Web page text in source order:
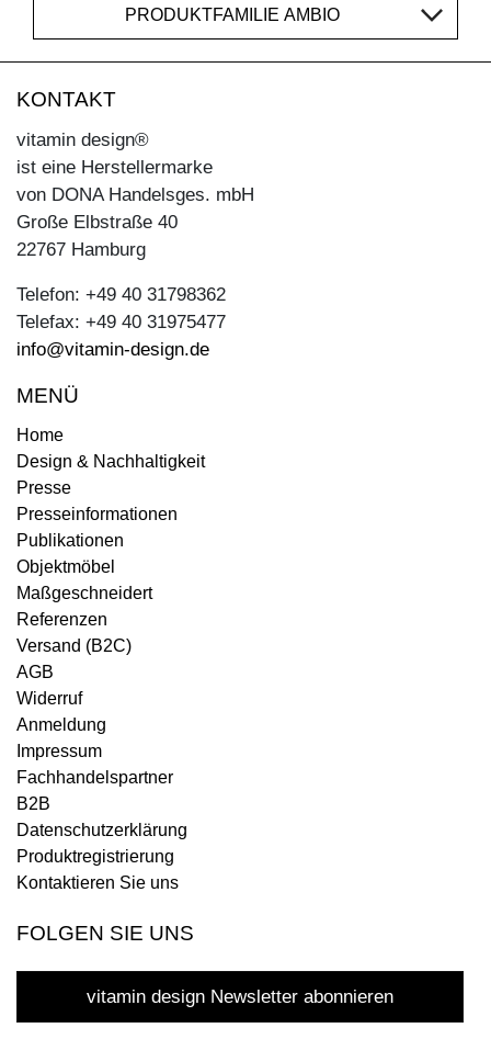
PRODUKTFAMILIE AMBIO
KONTAKT
vitamin design®
ist eine Herstellermarke
von DONA Handelsges. mbH
Große Elbstraße 40
22767 Hamburg
Telefon: +49 40 31798362
Telefax: +49 40 31975477
info@vitamin-design.de
MENÜ
Home
Design & Nachhaltigkeit
Presse
Presseinformationen
Publikationen
Objektmöbel
Maßgeschneidert
Referenzen
Versand (B2C)
AGB
Widerruf
Anmeldung
Impressum
Fachhandelspartner
B2B
Datenschutzerklärung
Produktregistrierung
Kontaktieren Sie uns
FOLGEN SIE UNS
vitamin design Newsletter abonnieren